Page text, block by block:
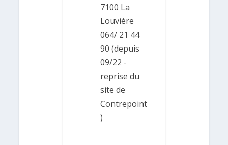
7100 La
Louvière
064/ 21 44
90 (depuis
09/22 -
reprise du
site de
Contrepoint
)